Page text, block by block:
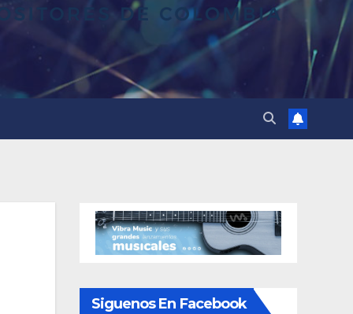
Siguenos En Facebook